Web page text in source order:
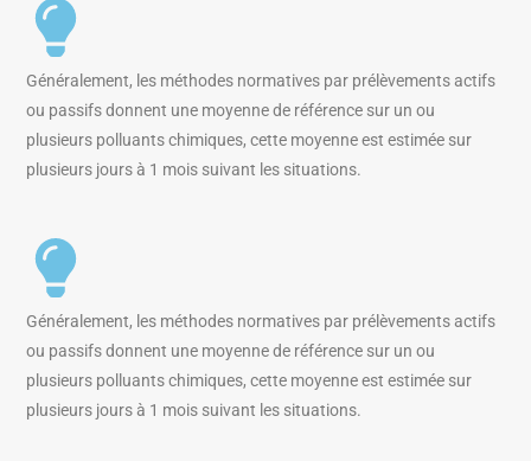
Généralement, les méthodes normatives par prélèvements actifs
ou passifs donnent une moyenne de référence sur un ou
plusieurs polluants chimiques, cette moyenne est estimée sur
plusieurs jours à 1 mois suivant les situations.
Généralement, les méthodes normatives par prélèvements actifs
ou passifs donnent une moyenne de référence sur un ou
plusieurs polluants chimiques, cette moyenne est estimée sur
plusieurs jours à 1 mois suivant les situations.